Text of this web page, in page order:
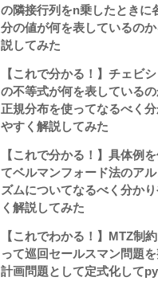
の隣接行列をn乗したときに
分の値が何を表しているの
説してみた
【これで分かる！】チェビ
の不等式が何を表している
正規分布を使ってなるべく分
やすく解説してみた
【これで分かる！】具体例
てベルマンフォード法のアル
ズムについてなるべく分か
く解説してみた
【これでわかる！】MTZ制
って巡回セールスマン問題
計画問題として定式化して